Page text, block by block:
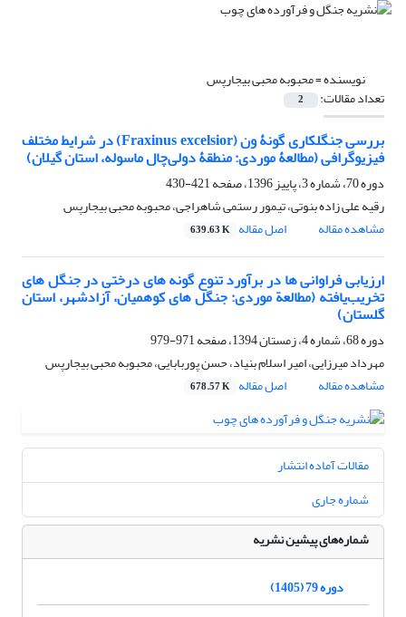
نویسنده =محبوبه محبی بیجارپس
تعداد مقالات: 2
بررسی جنگلکاری گونۀ ون (Fraxinus excelsior) در شرایط مختلف
فیزیوگرافی (مطالعۀ موردی: منطقۀ دولی‌چال ماسوله، استان گیلان)
دوره 70، شماره 3، پاییز 1396، صفحه
421-430
رقیه علی زاده بنوتی، تیمور رستمی شاهراجی، محبوبه محبی بیجارپس
مشاهده مقاله
اصل مقاله 639.63 K
ارزیابی فراوانی‏ ها در برآورد تنوع گونه ‏های درختی در جنگل‏ های
تخریب‌یافته (مطالعة موردی: جنگل ‏های کوهمیان، آزادشهر، استان
گلستان)
دوره 68، شماره 4، زمستان 1394، صفحه
971-979
مهرداد میرزایی، امیر اسلام بنیاد، حسن پوربابایی، محبوبه محبی بیجارپس
مشاهده مقاله
اصل مقاله 678.57 K
مقالات آماده انتشار
شماره جاری
شماره‌های پیشین نشریه
دوره 79 (1405)